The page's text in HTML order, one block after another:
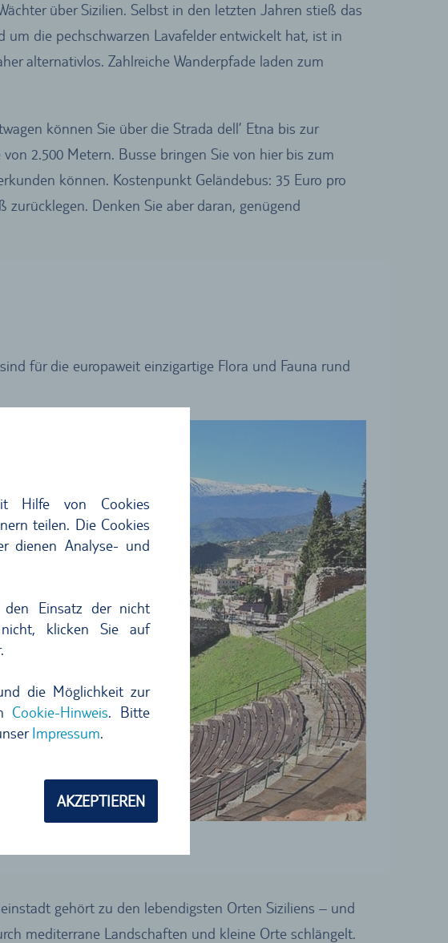
Hilfe von Cookies
teilen. Die Cookies
dienen Analyse- und
den Einsatz der nicht
klicken Sie auf
die Möglichkeit zur
Cookie-Hinweis. Bitte
Impressum.
AKZEPTIEREN
über Sizilien. Selbst in den letzten Jahren stieß das
um die pechschwarzen Lavafelder entwickelt hat, ist in
alternativlos. Zahlreiche Wanderpfade laden zum
können Sie über die Strada dell’ Etna bis zur
2.500 Metern. Busse bringen Sie von hier bis zum
können. Kostenpunkt Geländebus: 35 Euro pro
zurücklegen. Denken Sie aber daran, genügend
für die europaweit einzigartige Flora und Fauna rund
gehört zu den lebendigsten Orten Siziliens – und
mediterrane Landschaften und kleine Orte schlängelt.